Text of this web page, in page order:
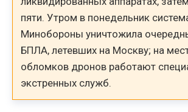
пяти. Утром в понедельник
Минобороны уничтожила
БПЛА, летевших на Москву; на
обломков дронов работают
экстренных служб.